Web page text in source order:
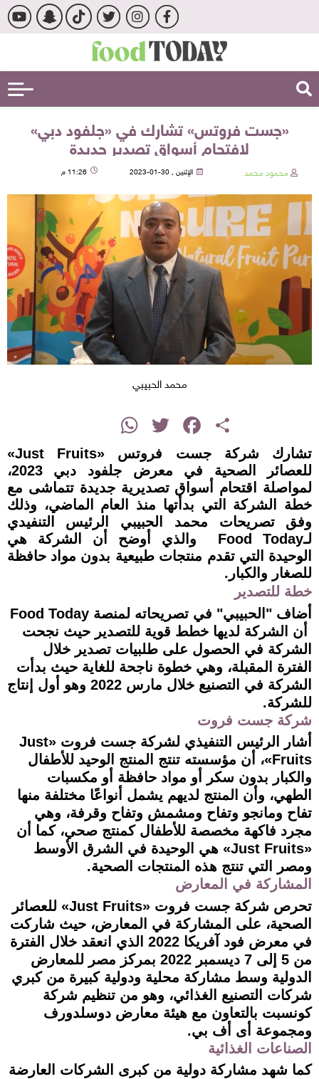
«جست فروتس» تشارك في «جلفود دبي»
لافتحام أسواق تصدير جديدة
محمود محمد الإثنين , 30-01-2023 11:26 م
محمد الحبيبي
Share
Facebook
Twitter
WhatsApp
تشارك شركة جست فروتس «Just Fruits»
للعصائر الصحية في معرض جلفود دبي 2023،
لمواصلة اقتحام أسواق تصديرية جديدة تتماشى مع
خطة الشركة التي بدأتها منذ العام الماضي، وذلك
وفق تصريحات محمد الحبيبي الرئيس التنفيدي
لـFood Today والذي أوضح أن الشركة هي
الوحيدة التي تقدم منتجات طبيعية بدون مواد حافظة
للصغار والكبار.
خطة للتصدير
أضاف "الحبيبي" في تصريحاته لمنصة Food Today
أن الشركة لديها خطط قوية للتصدير حيث نجحت
الشركة في الحصول على طلبيات تصدير خلال
الفترة المقبلة، وهي خطوة ناجحة للغاية حيث بدأت
الشركة في التصنيع خلال مارس 2022 وهو أول إنتاج
للشركة.
شركة جست فروت
أشار الرئيس التنفيذي لشركة جست فروت «Just
Fruits»، أن مؤسسته تنتج المنتج الوحيد للأطفال
والكبار بدون سكر أو مواد حافظة أو مكسبات
الطهي، وأن المنتج لديهم يشمل أنواعًا مختلفة منها
تفاح ومانجو وتفاح ومشمش وتفاح وقرفة، وهي
مجرد فاكهة مخصصة للأطفال كمنتج صحي، كما أن
«Just Fruits» هي الوحيدة في الشرق الأوسط
ومصر التي تنتج هذه المنتجات الصحية.
المشاركة في المعارض
تحرص شركة جست فروت «Just Fruits» للعصائر
الصحية، على المشاركة في المعارض، حيث شاركت
في معرض فود آفريكا 2022 الذي انعقد خلال الفترة
من 5 إلى 7 ديسمبر 2022 بمركز مصر للمعارض
الدولية وسط مشاركة محلية ودولية كبيرة من كبري
شركات التصنيع الغذائي، وهو من تنظيم شركة
كونسبت بالتعاون مع هيئة معارض دوسلدورف
ومجموعة أى أف بي.
الصناعات الغذائية
كما شهد مشاركة دولية من كبرى الشركات العارضة